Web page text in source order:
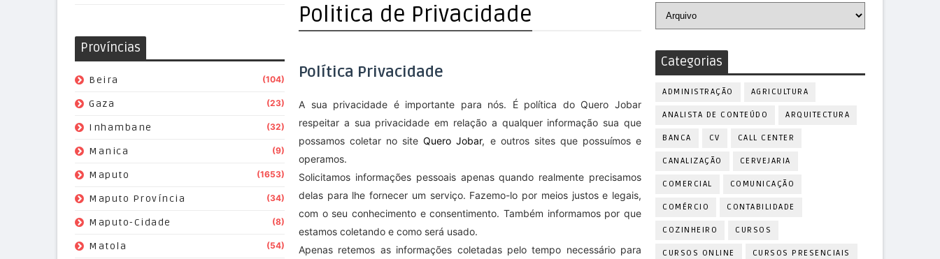
Províncias
Beira (104)
Gaza (23)
Inhambane (32)
Manica (9)
Maputo (1653)
Maputo Província (34)
Maputo-Cidade (8)
Matola (54)
Politica de Privacidade
Política Privacidade
A sua privacidade é importante para nós. É política do Quero Jobar
respeitar a sua privacidade em relação a qualquer informação sua que
possamos coletar no siteQuero Jobar, e outros sites que possuímos e
operamos.
Solicitamos informações pessoais apenas quando realmente precisamos
delas para lhe fornecer um serviço. Fazemo-lo por meios justos e legais,
com o seu conhecimento e consentimento. Também informamos por que
estamos coletando e como será usado.
Apenas retemos as informações coletadas pelo tempo necessário para
Categorias
ADMINISTRAÇÃO AGRICULTURA
ANALISTA DE CONTEÚDO ARQUITECTURA
BANCA CV CALL CENTER
CANALIZAÇÃO CERVEJARIA
COMERCIAL COMUNICAÇÃO
COMÉRCIO CONTABILIDADE
COZINHEIRO CURSOS
CURSOS ONLINE CURSOS PRESENCIAIS